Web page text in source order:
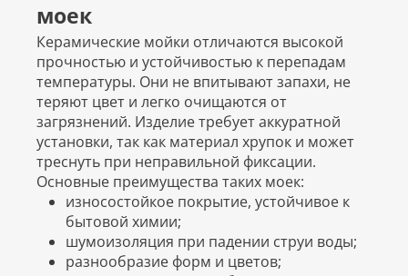
моек
Керамические мойки отличаются высокой
прочностью и устойчивостью к перепадам
температуры. Они не впитывают запахи, не
теряют цвет и легко очищаются от
загрязнений. Изделие требует аккуратной
установки, так как материал хрупок и может
треснуть при неправильной фиксации.
Основные преимущества таких моек:
износостойкое покрытие, устойчивое к
бытовой химии;
шумоизоляция при падении струи воды;
разнообразие форм и цветов;